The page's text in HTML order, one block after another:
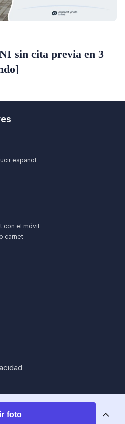
foto
sin cita previa en 3
español
con el móvil
carnet